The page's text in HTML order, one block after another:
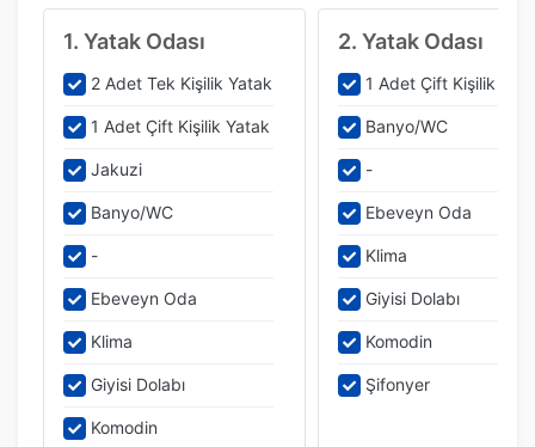
1. Yatak Odası
2 Adet Tek Kişilik Yatak
1 Adet Çift Kişilik Yatak
Jakuzi
Banyo/WC
-
Ebeveyn Oda
Klima
Giyisi Dolabı
Komodin
2. Yatak Odası
1 Adet Çift Kişilik
Banyo/WC
-
Ebeveyn Oda
Klima
Giyisi Dolabı
Komodin
Şifonyer